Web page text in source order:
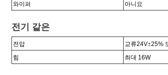
와이퍼
아니요
전기 같은
전압 교류24V±25%
힘
최대 16W